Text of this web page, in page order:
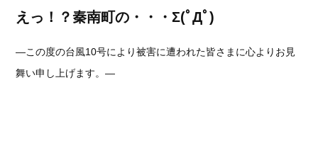
えっ！？秦南町の・・・Σ(ﾟДﾟ)
―この度の台風10号により被害に遭われた皆さまに心よりお見
舞い申し上げます。―